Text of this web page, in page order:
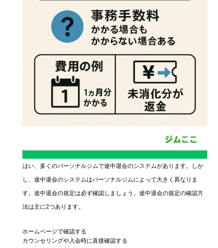
はい、多くのパーソナルジムで途中退会のシステムがあります。しか
し、途中退会のシステムはパーソナルジムによって大きく異なりま
す。途中退会の規定は必ず確認しましょう。途中退会の規定の確認方
法は主に2つあります。
ホームページで確認する
カウンセリングや入会時に直接確認する